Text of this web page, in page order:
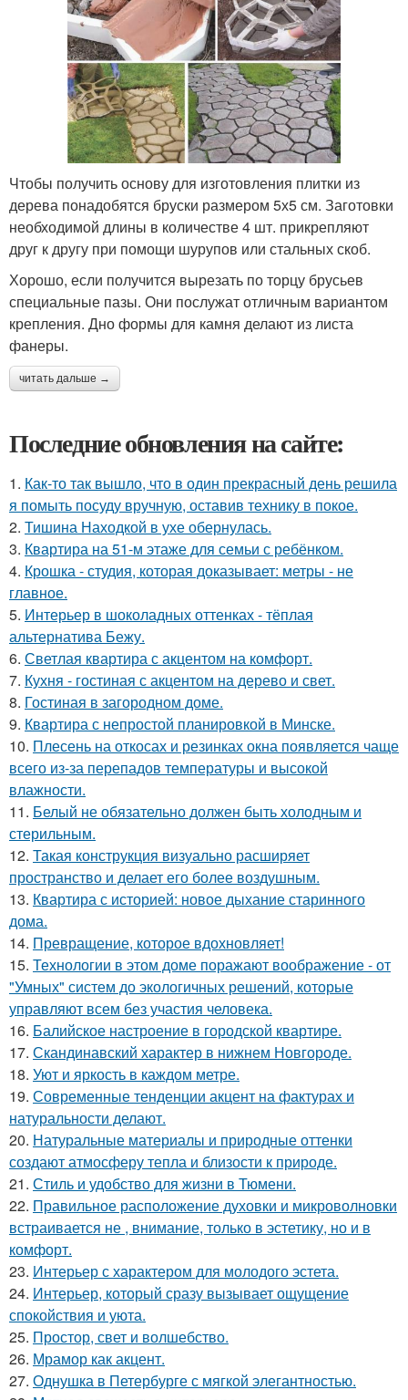
Чтобы получить основу для изготовления плитки из
дерева понадобятся бруски размером 5х5 см. Заготовки
необходимой длины в количестве 4 шт. прикрепляют
друг к другу при помощи шурупов или стальных скоб.
Хорошо, если получится вырезать по торцу брусьев
специальные пазы. Они послужат отличным вариантом
крепления. Дно формы для камня делают из листа
фанеры.
читать дальше →
Последние обновления на сайте:
1. Как-то так вышло, что в один прекрасный день решила
я помыть посуду вручную, оставив технику в покое.
2. Тишина Находкой в ухе обернулась.
3. Квартира на 51-м этаже для семьи с ребёнком.
4. Крошка - студия, которая доказывает: метры - не
главное.
5. Интерьер в шоколадных оттенках - тёплая
альтернатива Бежу.
6. Светлая квартира с акцентом на комфорт.
7. Кухня - гостиная с акцентом на дерево и свет.
8. Гостиная в загородном доме.
9. Квартира с непростой планировкой в Минске.
10. Плесень на откосах и резинках окна появляется чаще
всего из-за перепадов температуры и высокой
влажности.
11. Белый не обязательно должен быть холодным и
стерильным.
12. Такая конструкция визуально расширяет
пространство и делает его более воздушным.
13. Квартира с историей: новое дыхание старинного
дома.
14. Превращение, которое вдохновляет!
15. Технологии в этом доме поражают воображение - от
"Умных" систем до экологичных решений, которые
управляют всем без участия человека.
16. Балийское настроение в городской квартире.
17. Скандинавский характер в нижнем Новгороде.
18. Уют и яркость в каждом метре.
19. Современные тенденции акцент на фактурах и
натуральности делают.
20. Натуральные материалы и природные оттенки
создают атмосферу тепла и близости к природе.
21. Стиль и удобство для жизни в Тюмени.
22. Правильное расположение духовки и микроволновки
встраивается не , внимание, только в эстетику, но и в
комфорт.
23. Интерьер с характером для молодого эстета.
24. Интерьер, который сразу вызывает ощущение
спокойствия и уюта.
25. Простор, свет и волшебство.
26. Мрамор как акцент.
27. Однушка в Петербурге с мягкой элегантностью.